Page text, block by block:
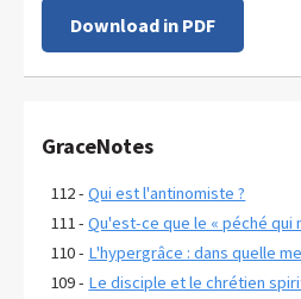
Download in PDF
GraceNotes
112 -Qui est l'antinomiste ?
111 -Qu'est-ce que le « péché qui
110 - L'hypergrâce : dans quelle
109 - Le disciple et le chrétien